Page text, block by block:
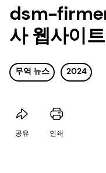
dsm-
사 웹사이
무역 뉴스 2024
공유 인쇄